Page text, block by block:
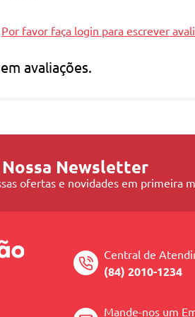
Por favor faça login para escrever
avaliações.
Newsletter
ofertas e novidades em primeira
Central de
(84) 2010-1234
Mande-nos um